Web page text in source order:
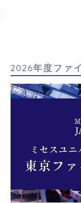
2026年度ファ